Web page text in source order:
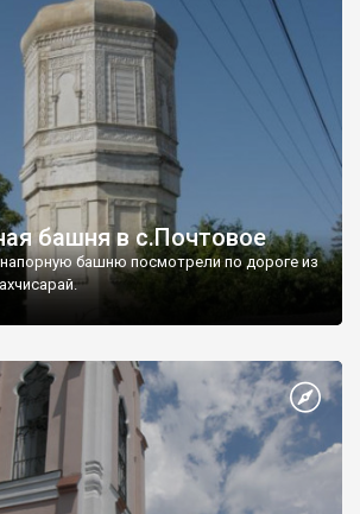
башня в с.Почтовое
башню посмотрели по дороге из